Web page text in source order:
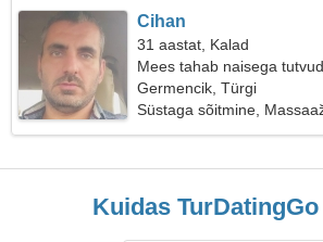
Cihan
31 aastat, Kalad
Mees tahab naisega
Germencik, Türgi
Süstaga sõitmine,
Kuidas